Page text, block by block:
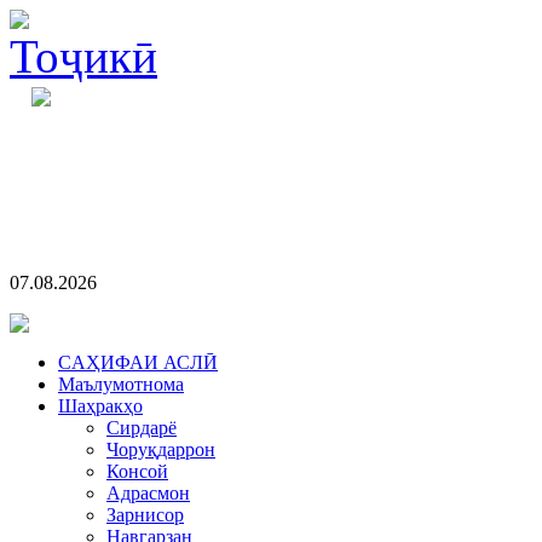
07.08.2026
CАҲИФАИ АСЛӢ
Маълумотнома
Шаҳракҳо
Сирдарё
Чоруқдаррон
Консой
Адрасмон
Зарнисор
Навгарзан